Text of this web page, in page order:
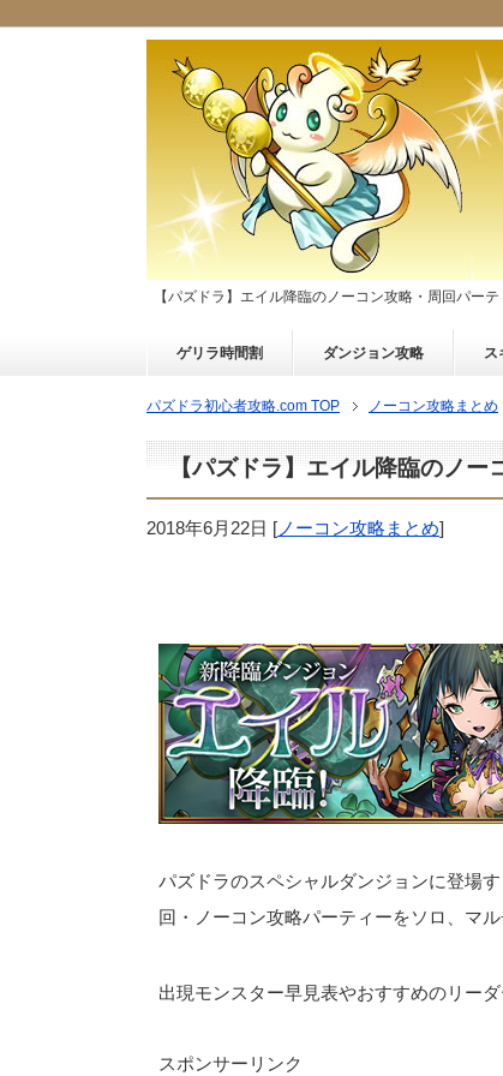
【パズドラ】エイル降臨のノーコン攻略・周回パー
ゲリラ時間割 ダンジョン攻略 ス
パズドラ初心者攻略.com TOP ノーコン攻略まとめ
【パズドラ】エイル降臨のノー
2018年6月22日 [ノーコン攻略まとめ]
パズドラのスペシャルダンジョンに登場
回・ノーコン攻略パーティーをソロ、マ
出現モンスター早見表やおすすめのリー
スポンサーリンク